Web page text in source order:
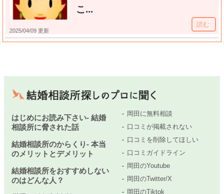
2025/04/09 更新
こ...
読む
はじめにお読み下さい- 結婚
相談所に脅された話
結婚相談所のからくり- 本当
のメリットとデメリット
結婚相談所をおすすめしない
のはどんな人？
岡田に無料相談
口コミが掲載されない
口コミを削除してほしい
口コミガイドライン
岡田のYoutube
岡田のTwitter/X
岡田のTiktok